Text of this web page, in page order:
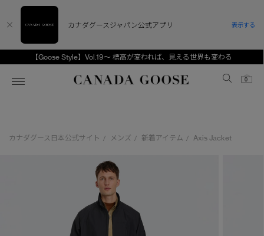
【Goose Style】Vol.19～ 標高が変われば、見える世界も変わる
Canada Goose
0
ディスカバー
アンバサダー
スプリングコレクション
新着アイテム
ベストセラー
サマー 26 コレクション
新着アイテム
ベストセラー
サマー 26 コレクション
ベビー（0‐24ヵ月)
キッズ（2‐7歳)
ユース（6＋歳)
CANADA GOOSE Generationsは、アウター
ウェアの下取り・再販を通じて、長く愛される製
カナダグース日本公式サイト / メンズ / 新着アイテム / Axis Jacket
カナダグースジャパン公式アプリ 表示する